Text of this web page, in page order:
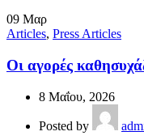
09 Μαρ
Articles, Press Articles
Οι αγορές
8 Μαΐου, 2026
Posted by